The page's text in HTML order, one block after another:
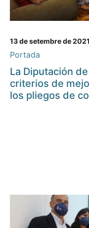
13 de setembre de 2021
Portada
La Diputación
criterios de
los pliegos de